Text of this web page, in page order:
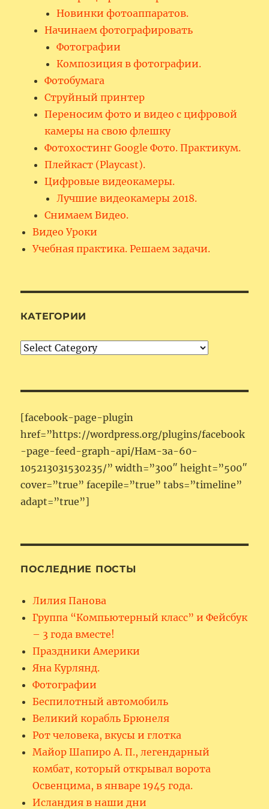
Новинки фотоаппаратов.
Начинаем фотографировать
Фотографии
Композиция в фотографии.
Фотобумага
Струйный принтер
Переносим фото и видео с цифровой
камеры на свою флешку
Фотохостинг Google Фото. Практикум.
Плейкаст (Playcast).
Цифровые видеокамеры.
Лучшие видеокамеры 2018.
Снимаем Видео.
Видео Уроки
Учебная практика. Решаем задачи.
КАТЕГОРИИ
Категории
[facebook-page-plugin
href=”https://wordpress.org/plugins/facebook
-page-feed-graph-api/Нам-за-60-
105213031530235/” width=”300″ height=”500″
cover=”true” facepile=”true” tabs=”timeline”
adapt=”true”]
ПОСЛЕДНИЕ ПОСТЫ
Лилия Панова
Группа “Компьютерный класс” и Фейсбук
– 3 года вместе!
Праздники Америки
Яна Курлянд.
Фотографии
Беспилотный автомобиль
Великий корабль Брюнеля
Рот человека, вкусы и глотка
Майор Шапиро А. П., легендарный
комбат, который открывал ворота
Освенцима, в январе 1945 года.
Исландия в наши дни